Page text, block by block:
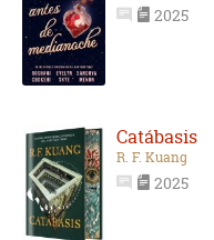
2025
Catábasis
R. F. Kuang
2025